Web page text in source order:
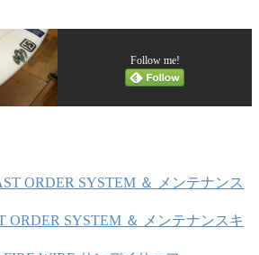
Follow me!
ORDER SYSTEM ＆ メンテナンスキ